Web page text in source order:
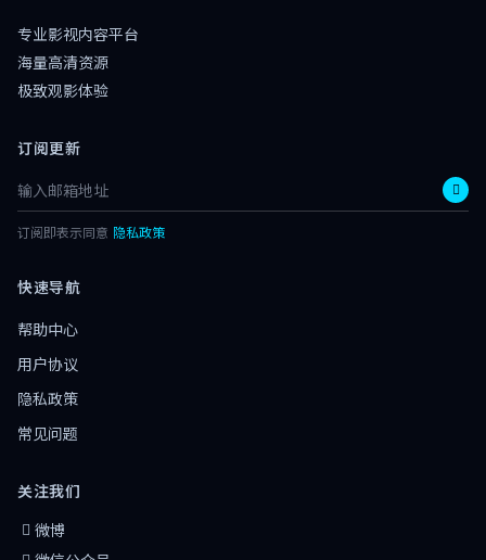
专业影视内容平台
海量高清资源
极致观影体验
订阅更新
订阅即表示同意 隐私政策
快速导航
帮助中心
用户协议
隐私政策
常见问题
关注我们
微博